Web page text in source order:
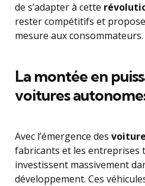
de s’adapter à cette
rester compétitifs et
mesure aux consommateurs.
La montée en
voitures
Avec l’émergence des
fabricants et les entreprises
investissent massivement
développement. Ces